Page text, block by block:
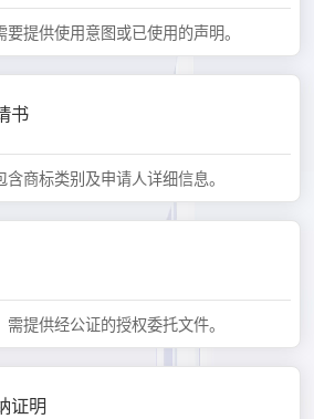
提供使用意图或已使用的声明。
书
商标类别及申请人详细信息。
提供经公证的授权委托文件。
证明